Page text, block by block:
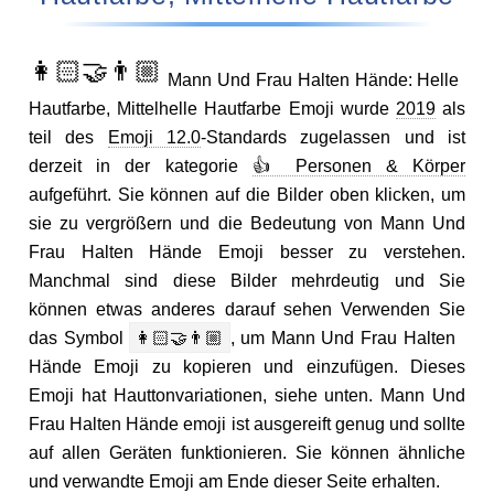
👩🏻‍🤝‍👨🏼 Mann Und Frau Halten Hände: Helle
Hautfarbe, Mittelhelle Hautfarbe Emoji wurde 2019als
teil des Emoji 12.0-Standards zugelassen und ist
derzeit in der kategorie 👍 Personen & Körper
aufgeführt. Sie können auf die Bilder oben klicken, um
sie zu vergrößern und die Bedeutung von Mann Und
Frau Halten Hände Emoji besser zu verstehen.
Manchmal sind diese Bilder mehrdeutig und Sie
können etwas anderes darauf sehen Verwenden Sie
das Symbol
👩🏻‍🤝‍👨🏼 , um Mann Und Frau Halten
Hände Emoji zu kopieren und einzufügen. Dieses
Emoji hat Hauttonvariationen, siehe unten. Mann Und
Frau Halten Hände emoji ist ausgereift genug und sollte
auf allen Geräten funktionieren. Sie können ähnliche
und verwandte Emoji am Ende dieser Seite erhalten.